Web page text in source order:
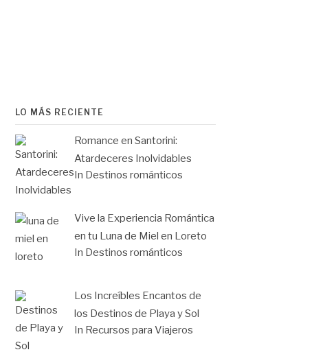
LO MÁS RECIENTE
Romance en Santorini:
Atardeceres Inolvidables
In Destinos románticos
Vive la Experiencia Romántica
en tu Luna de Miel en Loreto
In Destinos románticos
Los Increíbles Encantos de
los Destinos de Playa y Sol
In Recursos para Viajeros